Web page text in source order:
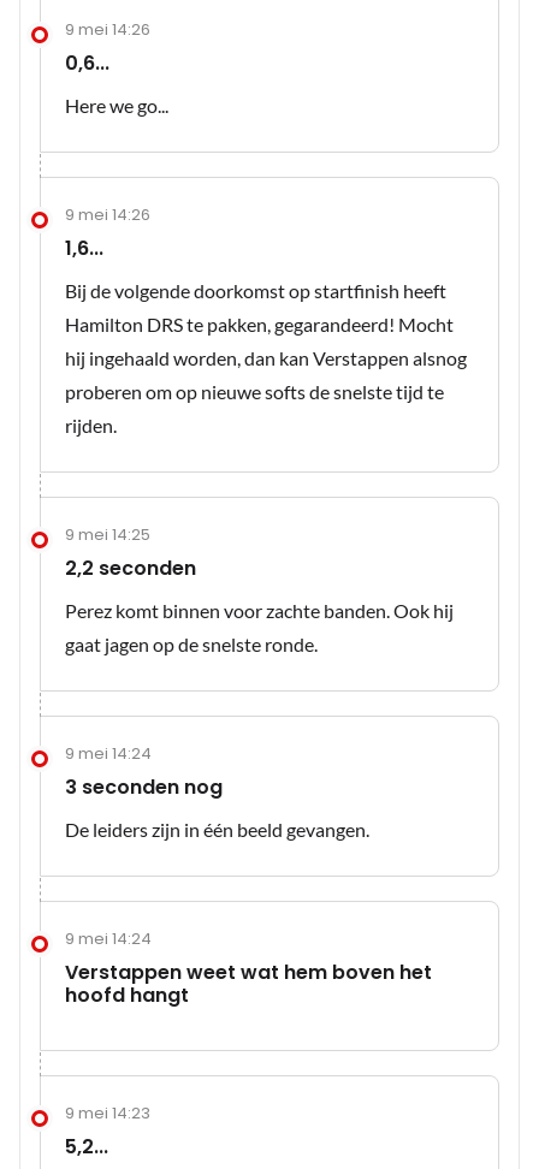
9 mei 14:26
0,6...
Here we go...
9 mei 14:26
1,6...
Bij de volgende doorkomst op startfinish heeft
Hamilton DRS te pakken, gegarandeerd! Mocht
hij ingehaald worden, dan kan Verstappen alsnog
proberen om op nieuwe softs de snelste tijd te
rijden.
9 mei 14:25
2,2 seconden
Perez komt binnen voor zachte banden. Ook hij
gaat jagen op de snelste ronde.
9 mei 14:24
3 seconden nog
De leiders zijn in één beeld gevangen.
9 mei 14:24
Verstappen weet wat hem boven het
hoofd hangt
9 mei 14:23
5,2...